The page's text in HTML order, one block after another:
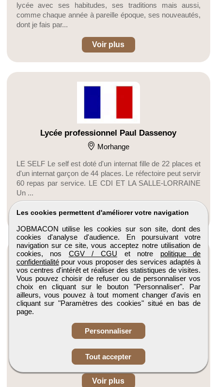
lycée avec ses habitudes, ses traditions mais aussi,
comme chaque année à pareille époque, ses nouveautés,
dont je fais par...
Voir plus
Lycée professionnel Paul Dassenoy
Morhange
LE SELF Le self est doté d'un internat fille de 22 places et
d'un internat garçon de 44 places. Le réfectoire peut servir
60 repas par service. LE CDI ET LA SALLE-LORRAINE
Un ...
Voir plus
Lycée professionnel Pierre Mendès France
Bienvenue au lycée Pierre Mendès France, pôle de
formation des métiers du bâtiment et de l'Energétique!
Lycée Technologique, avec une section d'Enseignement
Professionnel Centre...
Voir plus
Les cookies permettent d'améliorer votre navigation
JOBMACON utilise les cookies sur son site, dont des
cookies d'analyse d'audience. En poursuivant votre
navigation sur ce site, vous acceptez notre utilisation de
cookies, nos CGV / CGU et notre politique de
confidentialitépour vous proposer des services adaptés à
vos centres d'intérêt et réaliser des statistiques de visites.
Vous pouvez choisir de refuser ou de personnaliser vos
choix en cliquant sur le bouton "Personnaliser". Par
ailleurs, vous pouvez à tout moment changer d'avis en
cliquant sur "Paramètres des cookies" situé en bas de
page.
Personnaliser
Tout accepter